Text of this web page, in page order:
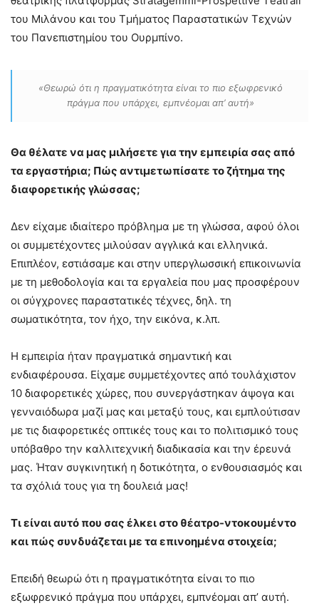
του Μιλάνου και του Τμήματος Παραστατικών Τεχνών
του Πανεπιστημίου του Ουρμπίνο.
«Θεωρώ ότι η πραγματικότητα είναι το πιο εξωφρενικό
πράγμα που υπάρχει, εμπνέομαι απ’ αυτή»
Θα θέλατε να μας μιλήσετε για την εμπειρία σας από
τα εργαστήρια; Πώς αντιμετωπίσατε το ζήτημα της
διαφορετικής γλώσσας;
Δεν είχαμε ιδιαίτερο πρόβλημα με τη γλώσσα, αφού όλοι
οι συμμετέχοντες μιλούσαν αγγλικά και ελληνικά.
Επιπλέον, εστιάσαμε και στην υπεργλωσσική επικοινωνία
με τη μεθοδολογία και τα εργαλεία που μας προσφέρουν
οι σύγχρονες παραστατικές τέχνες, δηλ. τη
σωματικότητα, τον ήχο, την εικόνα, κ.λπ.
Η εμπειρία ήταν πραγματικά σημαντική και
ενδιαφέρουσα. Είχαμε συμμετέχοντες από τουλάχιστον
10 διαφορετικές χώρες, που συνεργάστηκαν άψογα και
γενναιόδωρα μαζί μας και μεταξύ τους, και εμπλούτισαν
με τις διαφορετικές οπτικές τους και το πολιτισμικό τους
υπόβαθρο την καλλιτεχνική διαδικασία και την έρευνά
μας. Ήταν συγκινητική η δοτικότητα, ο ενθουσιασμός και
τα σχόλιά τους για τη δουλειά μας!
Τι είναι αυτό που σας έλκει στο θέατρο-ντοκουμέντο
και πώς συνδυάζεται με τα επινοημένα στοιχεία;
Επειδή θεωρώ ότι η πραγματικότητα είναι το πιο
εξωφρενικό πράγμα που υπάρχει, εμπνέομαι απ’ αυτή.